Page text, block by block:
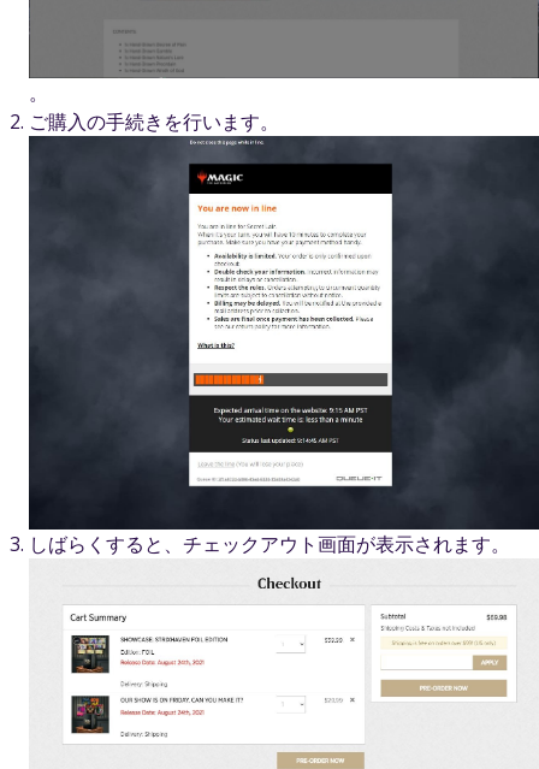
。
ご購入の手続きを行います。
しばらくすると、チェックアウト画面が表示されます。